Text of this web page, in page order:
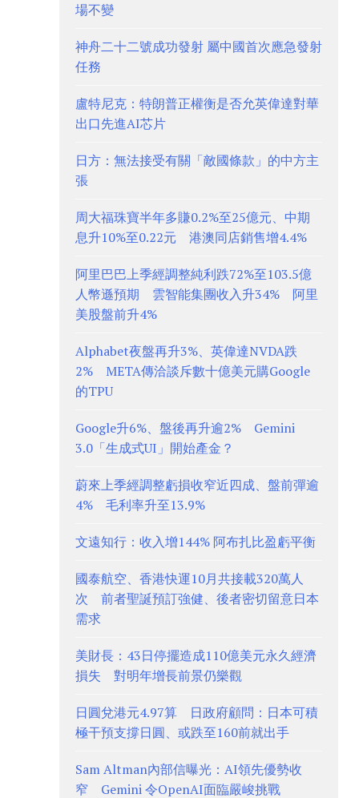
場不變
神舟二十二號成功發射 屬中國首次應急發射
任務
盧特尼克：特朗普正權衡是否允英偉達對華
出口先進AI芯片
日方：無法接受有關「敵國條款」的中方主
張
周大福珠寶半年多賺0.2%至25億元、中期
息升10%至0.22元 港澳同店銷售增4.4%
阿里巴巴上季經調整純利跌72%至103.5億
人幣遜預期 雲智能集團收入升34% 阿里
美股盤前升4%
Alphabet夜盤再升3%、英偉達NVDA跌
2% META傳洽談斥數十億美元購Google
的TPU
Google升6%、盤後再升逾2% Gemini
3.0「生成式UI」開始產金？
蔚來上季經調整虧損收窄近四成、盤前彈逾
4% 毛利率升至13.9%
文遠知行：收入增144% 阿布扎比盈虧平衡
國泰航空、香港快運10月共接載320萬人
次 前者聖誕預訂強健、後者密切留意日本
需求
美財長：43日停擺造成110億美元永久經濟
損失 對明年增長前景仍樂觀
日圓兌港元4.97算 日政府顧問：日本可積
極干預支撐日圓、或跌至160前就出手
Sam Altman內部信曝光：AI領先優勢收
窄 Gemini 令OpenAI面臨嚴峻挑戰